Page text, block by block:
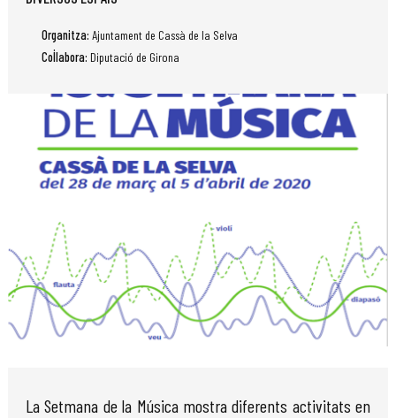
Organitza: Ajuntament de Cassà de la Selva
Col·labora: Diputació de Girona
La Setmana de la Música mostra diferents activitats en